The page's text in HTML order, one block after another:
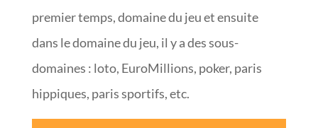
premier temps, domaine du jeu et ensuite
dans le domaine du jeu, il y a des sous-
domaines : loto, EuroMillions, poker, paris
hippiques, paris sportifs, etc.